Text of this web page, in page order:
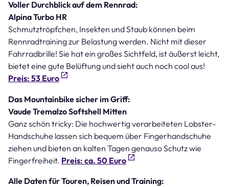
Voller Durchblick auf dem Rennrad:
Alpina Turbo HR
Schmutztröpfchen, Insekten und Staub können beim
Rennradtraining zur Belastung werden. Nicht mit dieser
Fahrradbrille! Sie hat ein großes Sichtfeld, ist äußerst leicht,
bietet eine gute Belüftung und sieht auch noch cool aus!
Preis: 53 Euro
Das Mountainbike sicher im Griff:
Vaude Tremalzo Softshell Mitten
Ganz schön tricky: Die hochwertig verarbeiteten Lobster-
Handschuhe lassen sich bequem über Fingerhandschuhe
ziehen und bieten an kalten Tagen genauso Schutz wie
Fingerfreiheit. Preis: ca. 50 Euro
Alle Daten für Touren, Reisen und Training: